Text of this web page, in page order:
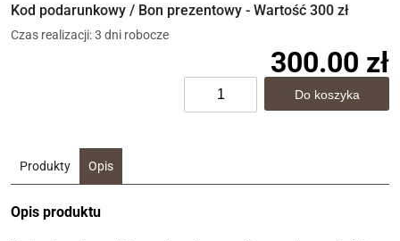
Kod podarunkowy / Bon prezentowy - Wartość 300 zł
Czas realizacji: 3 dni robocze
300.00 zł
Produkty Opis
Opis produktu